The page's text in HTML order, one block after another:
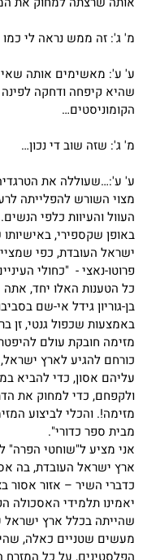
מ' ג': זה ממש נראה לי
ע' ע': מאשימים אותה
שהיא קיפחה ודחקה
הקומוניסטים…
מ' ג': שזה שוב די נכון…
ע' ע':…שעוללה את
מצוי השורש להפלייתה
העוול והעיוות כלפי
באופן שקספירי, באישיותו
ישראל העובדת, כפי
פרוטו-נאצי - "כחולי
כל הטענות האלו יחד, אתה
בן-גוריון גידל אי-שם
באמצעות שכפול גנטי, זן
מזימה חובקת עולם
כורחם להגיע לארץ
עליהם אסון, כדי להביא
ולקפחם, כדי למחוק את
מזימה!. והכלי לביצוע
מבית ספר כדורי".
אני מציע ל"שוחטי הפרה"
ארץ ישראל העובדת, בה
כדברי השיר – אזור אסור
יאמינו תלמידי האסכולה
שהייתה בכלל ארץ ישראל
מעשים שטניים כאלה,